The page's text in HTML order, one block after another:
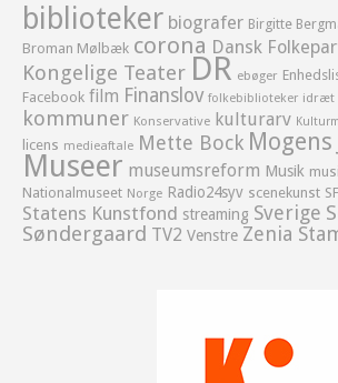
biblioteker biografer Birgitte
Broman Mølbæk corona Dansk
Kongelige Teater DR ebøger
Facebook film Finanslov folkebiblioteker idræt
kommuner Konservative kulturarv
licens medieaftale Mette Bock Mogens
Museer museumsreform Musik
Nationalmuseet Norge Radio24syv scenekunst SF
Statens Kunstfond streaming Sverige
Søndergaard TV2 Venstre Zenia